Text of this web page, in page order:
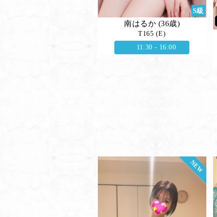
南はるか (36歳)
T165 (E)
11:30 - 16:00
S級
NEW